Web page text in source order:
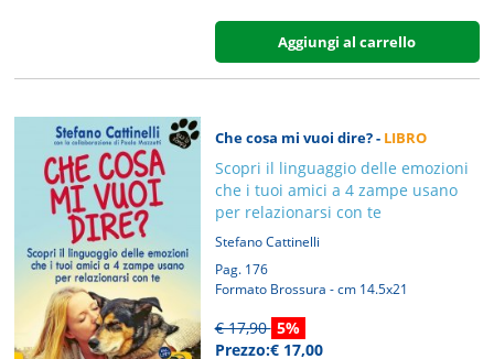
Aggiungi al carrello
Che cosa mi vuoi dire? - LIBRO
Scopri il linguaggio delle emozioni
che i tuoi amici a 4 zampe usano
per relazionarsi con te
Stefano Cattinelli
Pag. 176
Formato Brossura - cm 14.5x21
€ 17,90 5%
Prezzo:€ 17,00